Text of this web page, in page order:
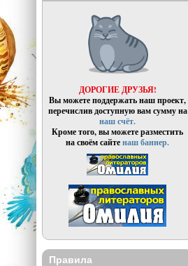
ДОРОГИЕ ДРУЗЬЯ!
Вы можете поддержать наш проект,
перечислив доступную вам сумму на
наш счёт.
Кроме того, вы можете разместить
на своём сайтенаш баннер.
Правила